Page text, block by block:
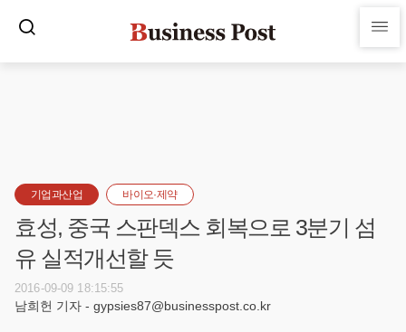
기업과산업 바이오·제약
효성, 중국 스판덱스 회복으로 3분기 섬
유 실적개선할 듯
2016-09-09 18:15:55
남희헌 기자 - gypsies87@businesspost.co.kr